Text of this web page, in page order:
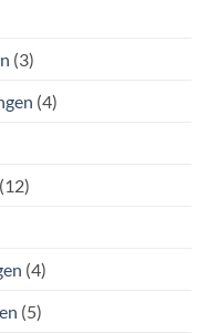
(3)
(4)
(12)
(4)
(5)